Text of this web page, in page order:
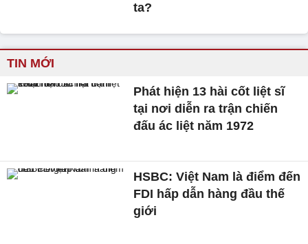
ta?
TIN MỚI
Phát hiện 13 hài cốt liệt sĩ
tại nơi diễn ra trận chiến
đấu ác liệt năm 1972
HSBC: Việt Nam là điểm đến
FDI hấp dẫn hàng đầu thế
giới